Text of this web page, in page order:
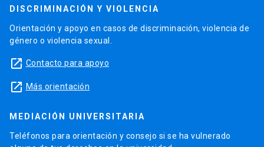
DISCRIMINACIÓN Y VIOLENCIA
Orientación y apoyo en casos de discriminación, violencia de
género o violencia sexual.
launch Contacto para apoyo
launch Más orientación
MEDIACIÓN UNIVERSITARIA
Teléfonos para orientación y consejo si se ha vulnerado